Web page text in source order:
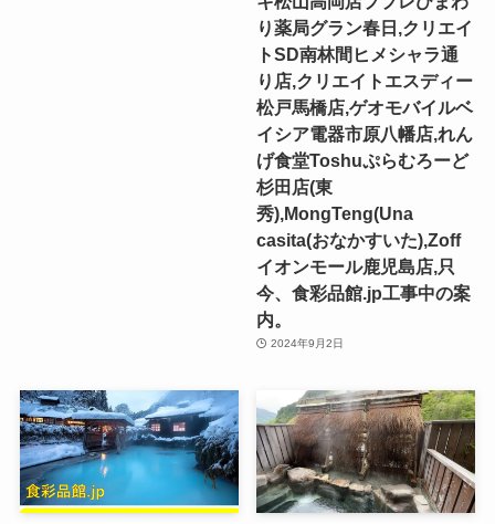
り薬局グラン春日,クリエイ
トSD南林間ヒメシャラ通
り店,クリエイトエスディー
松戸馬橋店,ゲオモバイルベ
イシア電器市原八幡店,れん
げ食堂Toshuぷらむろーど
杉田店(東
秀),MongTeng(Una
casita(おなかすいた),Zoff
イオンモール鹿児島店,只
今、食彩品館.jp工事中の案
内。
2024年9月2日